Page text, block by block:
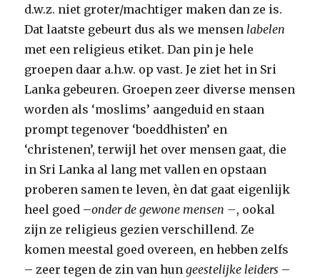
d.w.z. niet groter/machtiger maken dan ze is.
Dat laatste gebeurt dus als we mensenlabelen
met een religieus etiket. Dan pin je hele
groepen daar a.h.w. op vast. Je ziet het in Sri
Lanka gebeuren. Groepen zeer diverse mensen
worden als ‘moslims’ aangeduid en staan
prompt tegenover ‘boeddhisten’ en
‘christenen’, terwijl het over mensen gaat, die
in Sri Lanka al lang met vallen en opstaan
proberen samen te leven, èn dat gaat eigenlijk
heel goed –onder de gewone mensen –, ookal
zijn ze religieus gezien verschillend. Ze
komen meestal goed overeen, en hebben zelfs
– zeer tegen de zin van hungeestelijke leiders –